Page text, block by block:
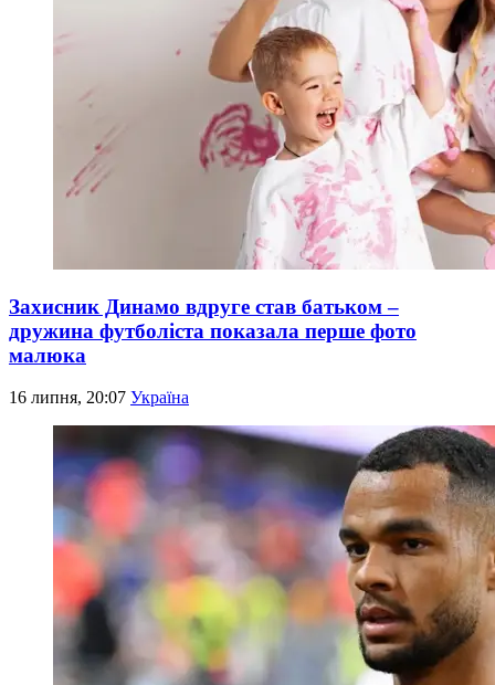
Захисник Динамо вдруге став батьком –
дружина футболіста показала перше фото
малюка
16 липня, 20:07 Україна